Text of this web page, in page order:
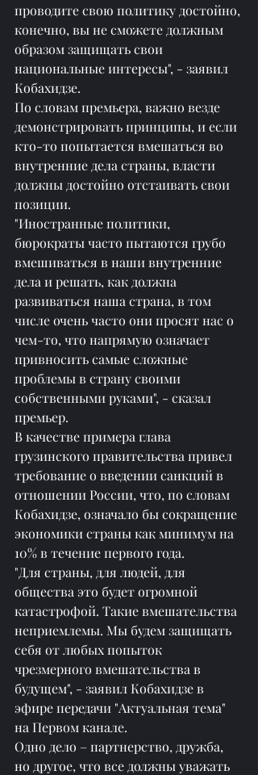
проводите свою политику достойно,
конечно, вы не сможете должным
образом защищать свои
национальные интересы", - заявил
Кобахидзе.
По словам премьера, важно везде
демонстрировать принципы, и если
кто-то попытается вмешаться во
внутренние дела страны, власти
должны достойно отстаивать свои
позиции.
"Иностранные политики,
бюрократы часто пытаются грубо
вмешиваться в наши внутренние
дела и решать, как должна
развиваться наша страна, в том
числе очень часто они просят нас о
чем-то, что напрямую означает
привносить самые сложные
проблемы в страну своими
собственными руками", - сказал
премьер.
В качестве примера глава
грузинского правительства привел
требование о введении санкций в
отношении России, что, по словам
Кобахидзе, означало бы сокращение
экономики страны как минимум на
10% в течение первого года.
"Для страны, для людей, для
общества это будет огромной
катастрофой. Такие вмешательства
неприемлемы. Мы будем защищать
себя от любых попыток
чрезмерного вмешательства в
будущем", - заявил Кобахидзе в
эфире передачи "Актуальная тема"
на Первом канале.
Одно дело – партнерство, дружба,
но другое, что все должны уважать